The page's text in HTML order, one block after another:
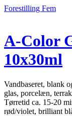
Forestilling Fem
A-Color
10x30ml
Vandbaseret, blank
glas, porcelæn,
Tørretid ca. 15-20
rød/violet, brilliant